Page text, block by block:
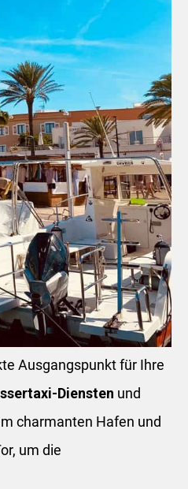
Ausgangspunkt für Ihre
Diensten und
charmanten Hafen und
um die